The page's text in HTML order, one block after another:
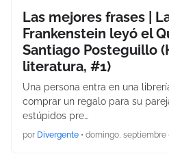
Las mejores frases |
Frankenstein leyó el
Santiago Posteguillo
literatura, #1)
Una persona entra en una
comprar un regalo para su
estúpidos pre…
por Divergente • domingo, septiembre